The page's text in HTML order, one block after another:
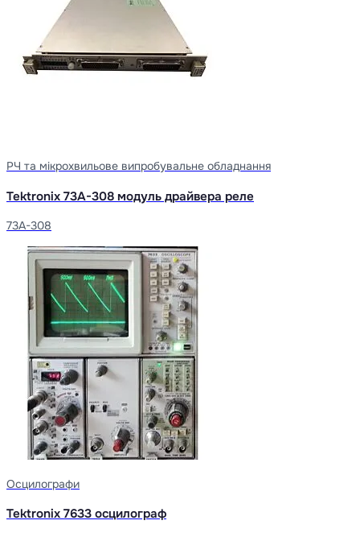
РЧ та мікрохвильове випробувальне обладнання
Tektronix 73A-308 модуль драйвера реле
73A-308
Осцилографи
Tektronix 7633 осцилограф